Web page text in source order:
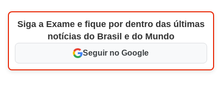
Siga a Exame e fique por dentro das últimas
notícias do Brasil e do Mundo
Seguir no Google